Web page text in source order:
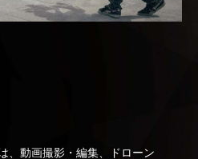
、動画撮影・編集、ドローン